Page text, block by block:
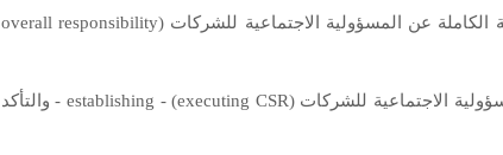
• يتحمل مجلس الإدارة (The board) المسؤولية الكاملة عن المسؤولية الاجتماعية للشركات (overall responsibility
• الإدارة (Management) مسؤولة عن تنفيذ المسؤولية الاجتماعية للشركات (executing CSR) - establishing - والتأكد